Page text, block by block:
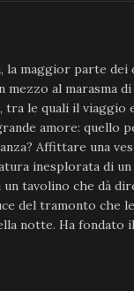
maggior parte dei
mezzo al marasma
le quali il viaggio
amore: quello
Affittare una
inesplorata di
tavolino che dà
del tramonto che
notte. Ha fondato